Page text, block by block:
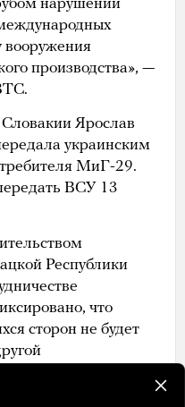
нарушении
вооружения
производства», —
Ярослав
украинским
МиГ-29.
ВСУ 13
Республики
что
сторон не будет
или
вооружение